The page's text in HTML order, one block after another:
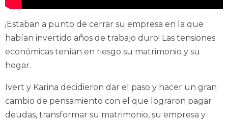
¡Estaban a punto de cerrar su empresa en la que
habían invertido años de trabajo duro! Las tensiones
económicas tenían en riesgo su matrimonio y su
hogar.
Ivert y Karina decidieron dar el paso y hacer un gran
cambio de pensamiento con el que lograron pagar
deudas, transformar su matrimonio, su empresa y